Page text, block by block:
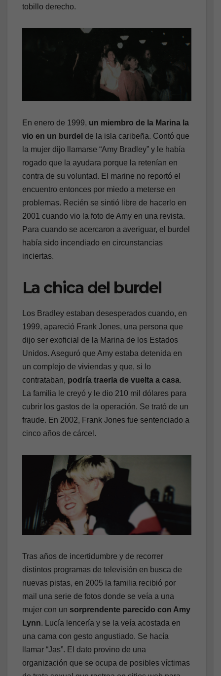
tobillo derecho.
En enero de 1999, un miembro de la Marina la
vio en un burdel de la isla caribeña. Contó que
la mujer dijo llamarse “Amy Bradley” y le había
rogado que la ayudara porque la retenían en
contra de su voluntad. El marine no reportó el
encuentro entonces por miedo a meterse en
problemas. Recién se sintió libre de hacerlo en
2001 cuando vio la foto de Amy en una revista.
Para cuando se acercaron a averiguar, el burdel
había sido incendiado en circunstancias
inciertas.
La chica del burdel
Los Bradley estaban desesperados cuando, en
1999, apareció Frank Jones, una persona que
dijo ser exoficial de la Marina de los Estados
Unidos. Aseguró que Amy estaba detenida en
un complejo de viviendas y que, si lo
contrataban, podría traerla de vuelta a casa.
La familia le creyó y le dio 210 mil dólares para
cubrir los gastos de la operación. Se trató de un
fraude. En 2002, Frank Jones fue sentenciado a
cinco años de cárcel.
Tras años de incertidumbre y de recorrer
distintos programas de televisión en busca de
nuevas pistas, en 2005 la familia recibió por
mail una serie de fotos donde se veía a una
mujer con un sorprendente parecido con Amy
Lynn. Lucía lencería y se la veía acostada en
una cama con gesto angustiado. Se hacía
llamar “Jas”. El dato provino de una
organización que se ocupa de posibles víctimas